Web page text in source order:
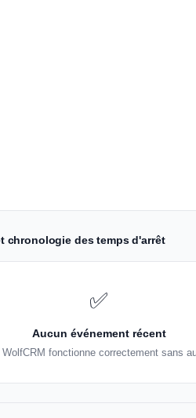
chronologie des temps d'arrêt
✅
Aucun événement récent
fonctionne correctement sans